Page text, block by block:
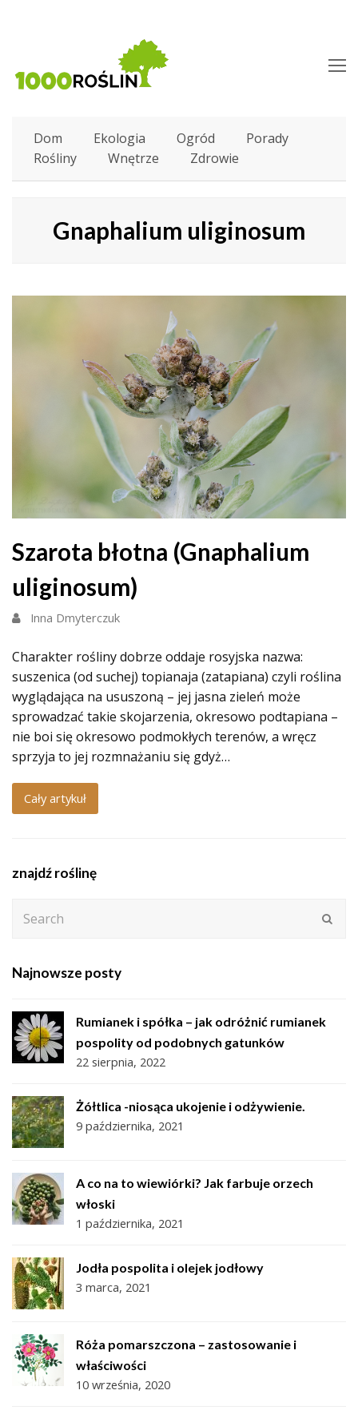
Dom Ekologia Ogród
Porady
Rośliny
Wnętrze Zdrowie
Gnaphalium uliginosum
Szarota błotna (Gnaphalium
uliginosum)
Inna Dmyterczuk
Charakter rośliny dobrze oddaje rosyjska nazwa:
suszenica (od suchej) topianaja (zatapiana) czyli roślina
wyglądająca na ususzoną – jej jasna zieleń może
sprowadzać takie skojarzenia, okresowo podtapiana –
nie boi się okresowo podmokłych terenów, a wręcz
sprzyja to jej rozmnażaniu się gdyż…
Cały artykuł
znajdź roślinę
Najnowsze posty
Rumianek i spółka – jak odróżnić rumianek
pospolity od podobnych gatunków
22 sierpnia, 2022
Żółtlica -niosąca ukojenie i odżywienie.
9 października, 2021
A co na to wiewiórki? Jak farbuje orzech
włoski
1 października, 2021
Jodła pospolita i olejek jodłowy
3 marca, 2021
Róża pomarszczona – zastosowanie i
właściwości
10 września, 2020